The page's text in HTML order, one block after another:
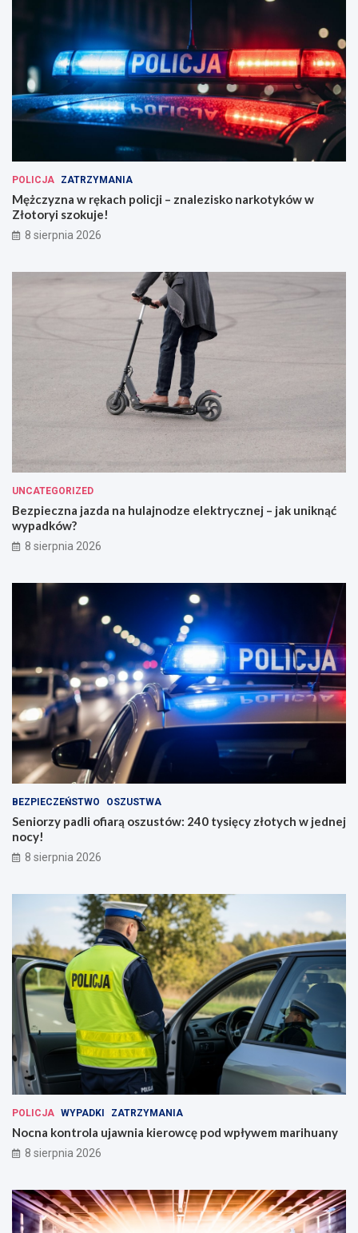
POLICJA ZATRZYMANIA
Mężczyzna w rękach policji – znalezisko narkotyków w
Złotoryi szokuje!
8 sierpnia 2026
UNCATEGORIZED
Bezpieczna jazda na hulajnodze elektrycznej – jak uniknąć
wypadków?
8 sierpnia 2026
BEZPIECZEŃSTWO OSZUSTWA
Seniorzy padli ofiarą oszustów: 240 tysięcy złotych w jednej
nocy!
8 sierpnia 2026
POLICJA WYPADKI ZATRZYMANIA
Nocna kontrola ujawnia kierowcę pod wpływem marihuany
8 sierpnia 2026